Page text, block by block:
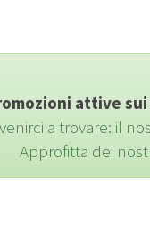
attive
venirci a trovare: il
Approfitta dei